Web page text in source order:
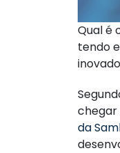
Qual é
tendo
chegar
da